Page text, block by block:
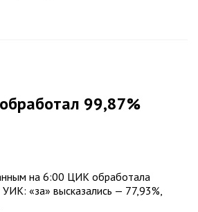
99,87%
на 6:00 ЦИК обработала
«за» высказались — 77,93%,